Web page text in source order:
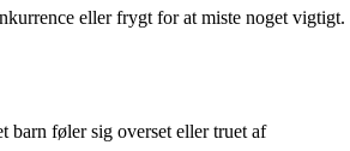
eller frygt for at miste noget vigtigt.
barn føler sig overset eller truet af